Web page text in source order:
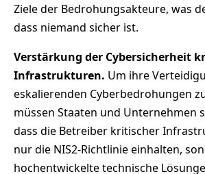
Ziele der Bedrohungsakteure, was
dass niemand sicher ist.
Verstärkung der Cybersicherheit
Infrastrukturen. Um ihre
eskalierenden Cyberbedrohungen
müssen Staaten und Unternehmen
dass die Betreiber kritischer
nur die NIS2-Richtlinie einhalten,
hochentwickelte technische